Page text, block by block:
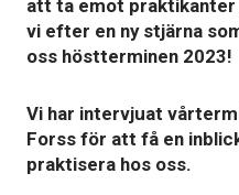
att ta emot
vi efter en ny stjärna
oss höstterminen 2023!
Vi har intervjuat
Forss för att få en
praktisera hos oss.